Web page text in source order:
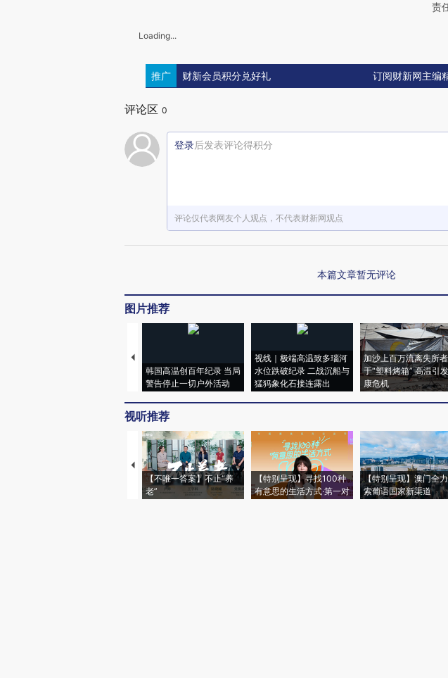
责
Loading...
推广 财新会员积分兑好礼 订阅财新网主编
评论区 0
登录后发表评论得积分
评论仅代表网友个人观点，不代表财新网观点
本篇文章暂无评论
图片推荐
韩国高温创百年纪录 当局
警告停止一切户外活动
视线｜极端高温致多瑙河
水位跌破纪录 二战沉船与
猛犸象化石接连露出
加沙上百万流离失所
于“塑料烤箱” 高温引
康危机
视听推荐
【不唯一答案】不止“养
老”
【特别呈现】寻找100种
有意思的生活方式·第一对
【特别呈现】澳门全
索葡语国家新渠道